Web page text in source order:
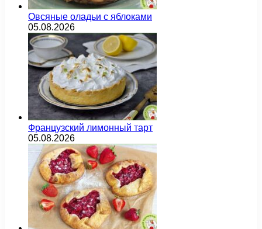
Овсяные оладьи с яблоками
05.08.2026
Французский лимонный тарт
05.08.2026